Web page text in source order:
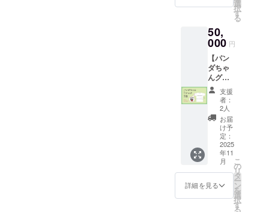
のメッ
・絵本
『門前
のパン
ダちゃ
ん』1冊
・ゲス
トハウ
ス黒島
様で使
える
「応援
チケッ
ト」1枚
（目
安：1万
円相
当）
※SUP・
選
択
す
る
50,
000 円
【パン
ダちゃ
んグッ
ズで支
援！オ
リジナ
ルデザ
インＴ
シャツ
5枚セッ
ト】 ・
お礼の
メッ
セージ
・オリ
ジナル
支援
者：
2人
お届
け予
定：
2025
年11
月
詳細を見る
こ
の
リ
タ
ー
ン
を
選
択
す
る